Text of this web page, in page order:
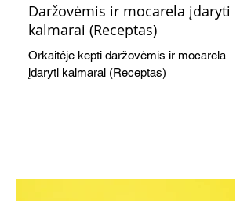
Daržovėmis ir mocarela įdaryti
kalmarai (Receptas)
Orkaitėje kepti daržovėmis ir mocarela
įdaryti kalmarai (Receptas)